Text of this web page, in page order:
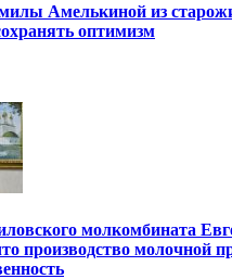
Амелькиной из
оптимизм
молкомбината
производство молочной